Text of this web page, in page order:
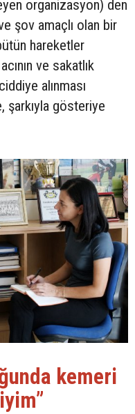
organizasyon) den
şov amaçlı olan bir
hareketler
ve sakatlık
alınması
şarkıyla gösteriye
kemeri